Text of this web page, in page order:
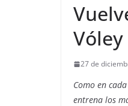
Vóley
27 de
Como en
entrena los